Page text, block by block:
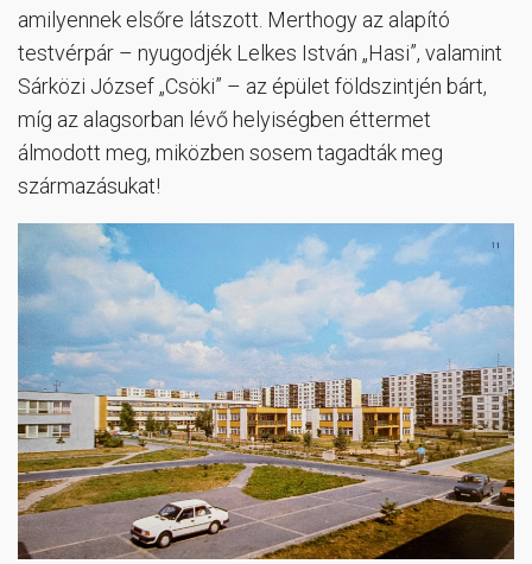
amilyennek elsőre látszott. Merthogy az alapító
testvérpár – nyugodjék Lelkes István „Hasi”, valamint
Sárközi József „Csöki” – az épület földszintjén bárt,
míg az alagsorban lévő helyiségben éttermet
álmodott meg, miközben sosem tagadták meg
származásukat!